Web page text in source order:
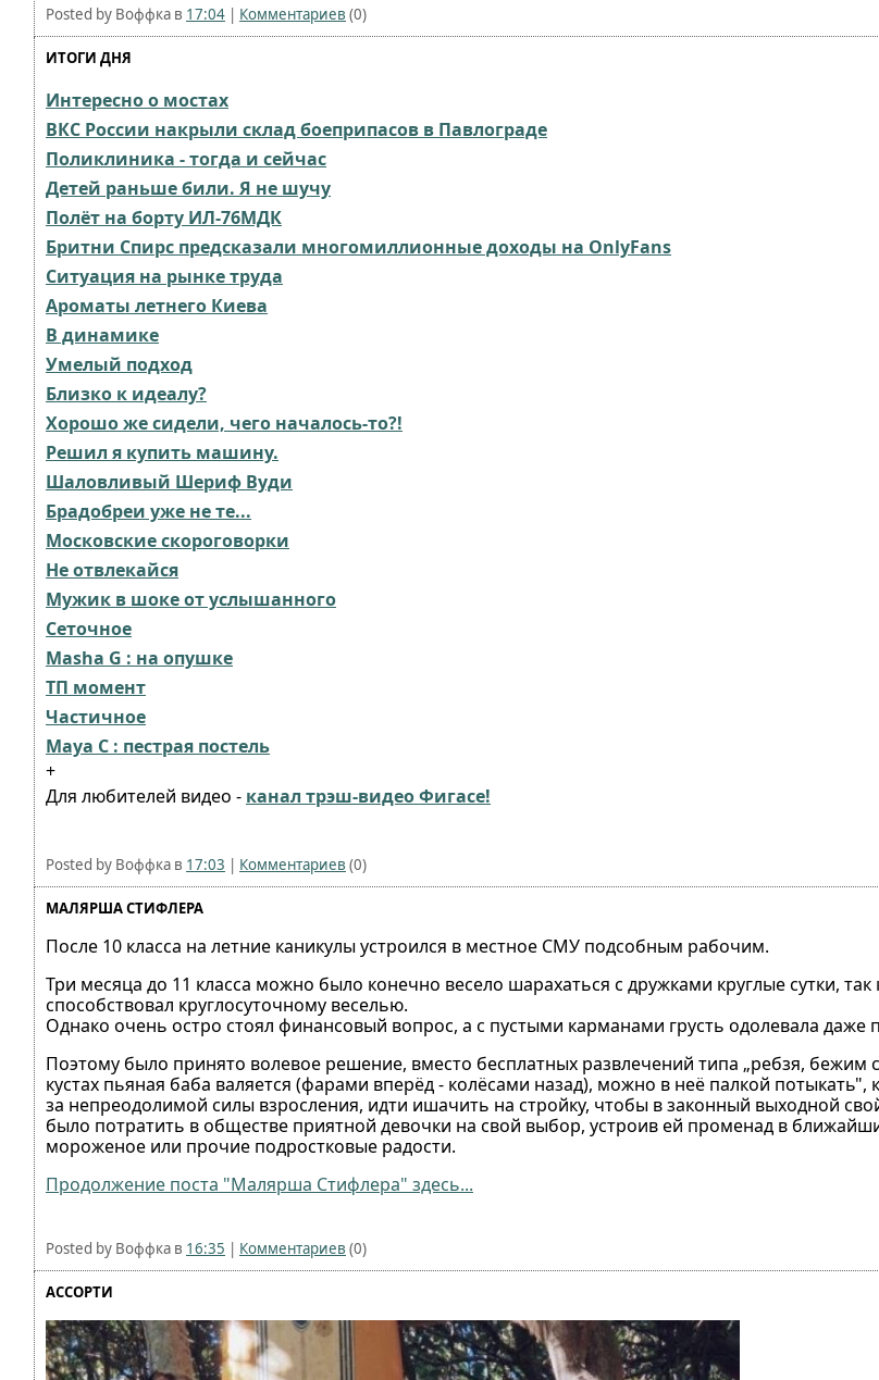
Posted by Воффка в 17:04 | Комментариев (0)
ИТОГИ ДНЯ
Интересно о мостах
ВКС России накрыли склад боеприпасов в Павлограде
Поликлиника - тогда и сейчас
Детей раньше били. Я не шучу⁠⁠
Полёт на борту ИЛ-76МДК
Бритни Спирс предсказали многомиллионные доходы на OnlyFans
Ситуация на рынке труда
Ароматы летнего Киева
В динамике
Умелый подход
Близко к идеалу?
Хорошо же сидели, чего началось-то?!
Решил я купить машину.
Шаловливый Шеpиф Bуди
Брадобреи уже не те...⁠
Московские скороговорки
Не отвлекайся
Мужик в шоке от услышанного
Сеточное
Masha G : на опушке
ТП момент
Частичное
Maya C : пестрая постель
+
Для любителей видео - канал трэш-видео Фигасе!
Posted by Воффка в 17:03 | Комментариев (0)
МАЛЯРША СТИФЛЕРА
После 10 класса на летние каникулы устроился в местное СМУ подсобным рабочим.
Три месяца до 11 класса можно было конечно весело шарахаться с дружками круглые сутки,
способствовал круглосуточному веселью.
Однако очень остро стоял финансовый вопрос, а с пустыми карманами грусть одолевала даже
Поэтому было принято волевое решение, вместо бесплатных развлечений типа „ребзя, бежим
кустах пьяная баба валяется (фарами вперёд - колёсами назад), можно в неё палкой
за непреодолимой силы взросления, идти ишачить на стройку, чтобы в законный выходной
было потратить в обществе приятной девочки на свой выбор, устроив ей променад в
мороженое или прочие подростковые радости.
Продолжение поста "Малярша Стифлера" здесь...
Posted by Воффка в 16:35 | Комментариев (0)
АССОРТИ